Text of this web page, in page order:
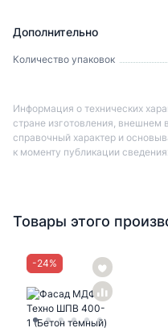
Дополнительно
Количество упаковок
Информация о технических
стране изготовления, внешнем
справочный характер и
к моменту публикации
Товары этого
-24%